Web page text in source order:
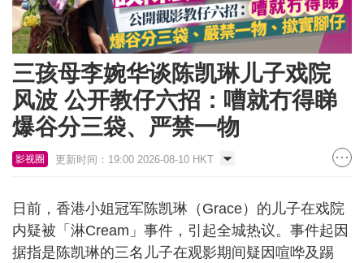
三孩母李婉华谈陈凯琳儿子戏院
风波 公开教仔六招：嘈就冇得睇
爆谷分三袋、严禁一物
影视圈 更新时间：19:00 2026-08-10 HKT
日前，香港小姐冠军陈凯琳（Grace）的儿子在戏院
内疑被「淋Cream」事件，引起全城热议。事件起因
据指是陈凯琳的三名儿子在观影期间疑因喧哗及踢